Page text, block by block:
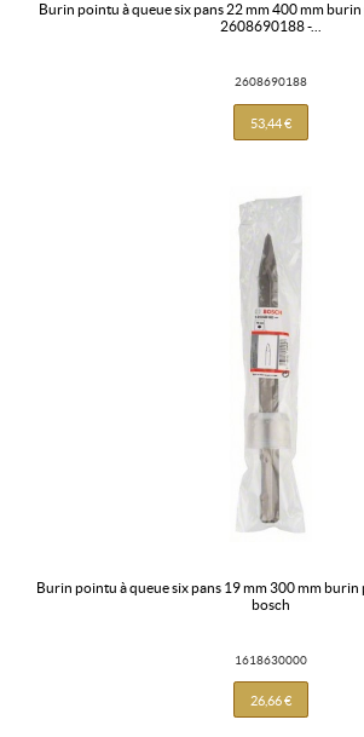
burin pointu à queue six pans 22 mm 400 mm burin pointu, auto-affûtant -
2608690188 -...
2608690188
53,44 €
burin pointu à queue six pans 19 mm 300 mm burin pointu - 1618630000 -
bosch
1618630000
26,66 €